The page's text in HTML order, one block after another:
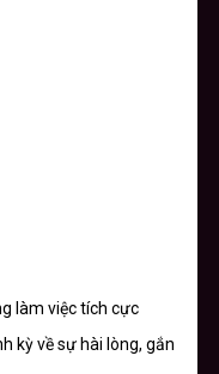
làm việc tích cực
kỳ về sự hài lòng, gắn